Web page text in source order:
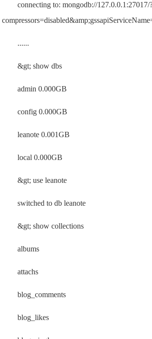
connecting to: mongodb://127.0.0.1:27017/
......
&gt; show dbs
admin 0.000GB
config 0.000GB
leanote 0.001GB
local 0.000GB
&gt; use leanote
switched to db leanote
&gt; show collections
albums
attachs
blog_comments
blog_likes